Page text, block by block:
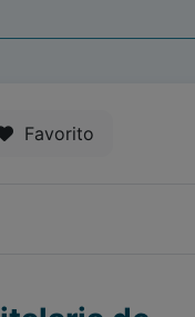
Favorito